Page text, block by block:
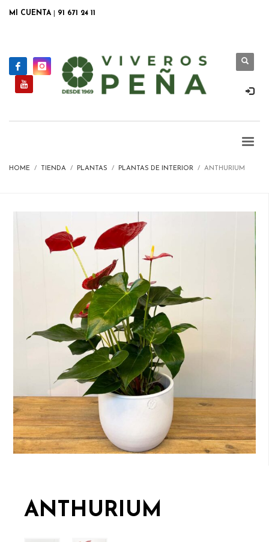
MI CUENTA 91 671 24 11
HOME TIENDA PLANTAS PLANTAS DE INTERIOR ANTHURIUM
ANTHURIUM